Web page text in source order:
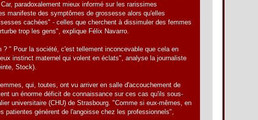
paradoxalement mieux informé sur les rarissimes
manifeste des symptômes de grossesse alors qu'elles
cachées" - celles que cherchent à dissimuler des femmes
trop les gens", explique Félix Navarro.
" Pour la société, c'est tellement inconcevable que cela en
instinct maternel qui volent en éclats", analyse la journaliste
Stock).
qui, toutes, ont vu arriver en salle d'accouchement de
un énorme déficit de connaissance sur ces cas qu'ils sous-
universitaire (CHU) de Strasbourg. "Comme si eux-mêmes, en
patientes génèrent de l'angoisse chez les professionnels",